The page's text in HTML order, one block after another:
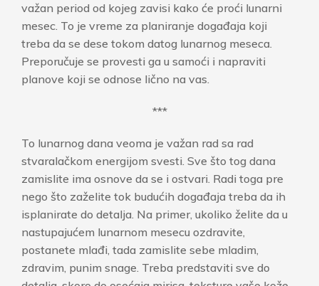
važan period od kojeg zavisi kako će proći lunarni
mesec. To je vreme za planiranje događaja koji
treba da se dese tokom datog lunarnog meseca.
Preporučuje se provesti ga u samoći i napraviti
planove koji se odnose lično na vas.
***
To lunarnog dana veoma je važan rad sa rad
stvaralačkom energijom svesti. Sve što tog dana
zamislite ima osnove da se i ostvari. Radi toga pre
nego što zaželite tok budućih događaja treba da ih
isplanirate do detalja. Na primer, ukoliko želite da u
nastupajućem lunarnom mesecu ozdravite,
postanete mlađi, tada zamislite sebe mladim,
zdravim, punim snage. Treba predstaviti sve do